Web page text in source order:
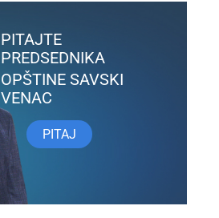
PITAJTE
PREDSEDNIKA
OPŠTINE SAVSKI
VENAC
PITAJ